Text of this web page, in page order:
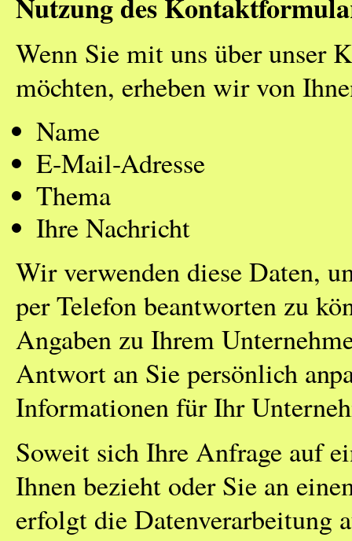
Nutzung des
Wenn Sie mit uns über unser
möchten, erheben wir von
Name
E-Mail-Adresse
Thema
Ihre Nachricht
Wir verwenden diese Daten,
per Telefon beantworten zu
Angaben zu Ihrem
Antwort an Sie persönlich
Informationen für Ihr
Soweit sich Ihre Anfrage auf
Ihnen bezieht oder Sie an
erfolgt die Datenverarbeitung